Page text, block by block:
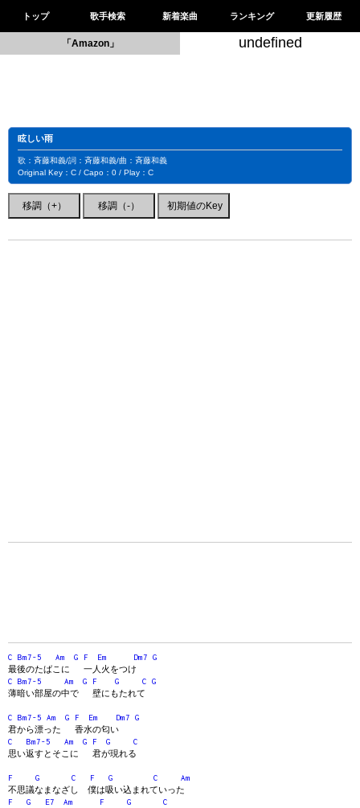
トップ 歌手検索 新着楽曲 ランキング 更新履歴
「Amazon」 undefined
眩しい雨
歌：斉藤和義/詞：斉藤和義/曲：斉藤和義
Original Key：C / Capo：0 / Play：C
C Bm7-5 Am G F Em Dm7
G
最後のたばこに 一人火をつけ
C
Bm7-5 Am G F G C
G
薄暗い部屋の中で 壁にもたれて
C Bm7-5 Am G F Em Dm7
G
君から漂った 香水の匂い
C
Bm7-5 Am G F G
C
思い返すとそこに 君が現れる
F G C F G C
Am
不思議なまなざし 僕は吸い込まれていった
F
G E7 Am F G
C